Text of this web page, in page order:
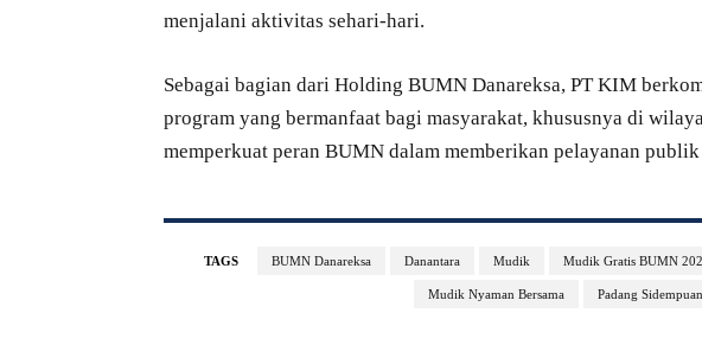
menjalani aktivitas sehari-hari.
Sebagai bagian dari Holding BUMN Danareksa, PT KIM
program yang bermanfaat bagi masyarakat, khususnya di
memperkuat peran BUMN dalam memberikan pelayanan
TAGS BUMN Danareksa Danantara Mudik Mudik Gratis BUMN
Mudik Nyaman Bersama Padang Sidempuan